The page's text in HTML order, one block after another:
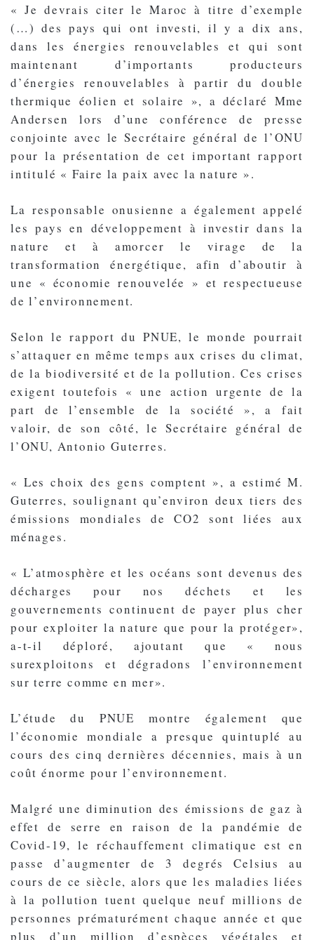
« Je devrais citer le Maroc à titre d’exemple
(…) des pays qui ont investi, il y a dix ans,
dans les énergies renouvelables et qui sont
maintenant d’importants producteurs
d’énergies renouvelables à partir du double
thermique éolien et solaire », a déclaré Mme
Andersen lors d’une conférence de presse
conjointe avec le Secrétaire général de l’ONU
pour la présentation de cet important rapport
intitulé « Faire la paix avec la nature ».
La responsable onusienne a également appelé
les pays en développement à investir dans la
nature et à amorcer le virage de la
transformation énergétique, afin d’aboutir à
une « économie renouvelée » et respectueuse
de l’environnement.
Selon le rapport du PNUE, le monde pourrait
s’attaquer en même temps aux crises du climat,
de la biodiversité et de la pollution. Ces crises
exigent toutefois « une action urgente de la
part de l’ensemble de la société », a fait
valoir, de son côté, le Secrétaire général de
l’ONU, Antonio Guterres.
« Les choix des gens comptent », a estimé M.
Guterres, soulignant qu’environ deux tiers des
émissions mondiales de CO2 sont liées aux
ménages.
« L’atmosphère et les océans sont devenus des
décharges pour nos déchets et les
gouvernements continuent de payer plus cher
pour exploiter la nature que pour la protéger»,
a-t-il déploré, ajoutant que « nous
surexploitons et dégradons l’environnement
sur terre comme en mer».
L’étude du PNUE montre également que
l’économie mondiale a presque quintuplé au
cours des cinq dernières décennies, mais à un
coût énorme pour l’environnement.
Malgré une diminution des émissions de gaz à
effet de serre en raison de la pandémie de
Covid-19, le réchauffement climatique est en
passe d’augmenter de 3 degrés Celsius au
cours de ce siècle, alors que les maladies liées
à la pollution tuent quelque neuf millions de
personnes prématurément chaque année et que
plus d’un million d’espèces végétales et